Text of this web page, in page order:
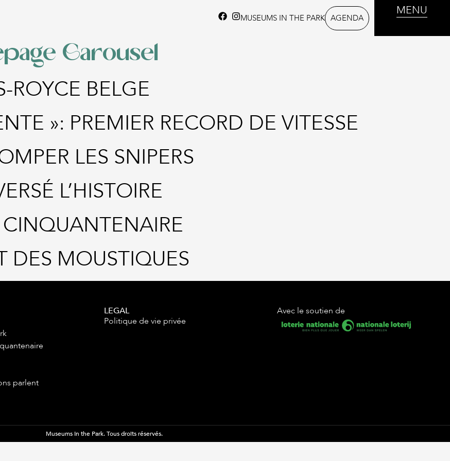
MUSEUMS IN THE PARK AGENDA
MENU
Carousel
ROYCE BELGE
»: PREMIER RECORD DE VITESSE
LES SNIPERS
L’HISTOIRE
DES MOUSTIQUES
parlent
LEGAL
Politique de vie privée
Avec le soutien de
Museums In the Park. Tous droits réservés.